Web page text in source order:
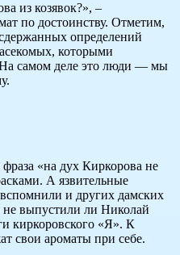
из козявок?», –
по достоинству. Отметим,
определений
которыми
На самом деле это люди — мы
«на дух Киркорова не
А язвительные
и других дамских
не выпустили ли Николай
киркоровского «Я». К
свои ароматы при себе.